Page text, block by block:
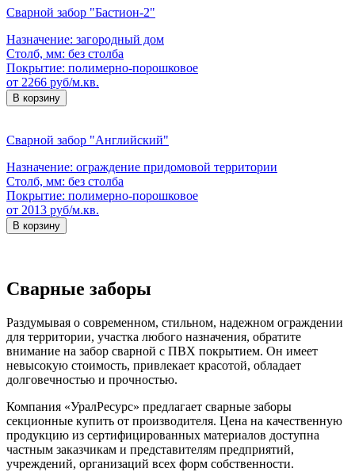
Сварной забор "Бастион-2"
Назначение: загородный дом
Столб, мм: без столба
Покрытие: полимерно-порошковое
от 2266 руб/м.кв.
В корзину
Сварной забор "Английский"
Назначение: ограждение придомовой территории
Столб, мм: без столба
Покрытие: полимерно-порошковое
от 2013 руб/м.кв.
В корзину
Сварные заборы
Раздумывая о современном, стильном, надежном ограждении
для территории, участка любого назначения, обратите
внимание на забор сварной с ПВХ покрытием. Он имеет
невысокую стоимость, привлекает красотой, обладает
долговечностью и прочностью.
Компания «УралРесурс» предлагает сварные заборы
секционные купить от производителя. Цена на качественную
продукцию из сертифицированных материалов доступна
частным заказчикам и представителям предприятий,
учреждений, организаций всех форм собственности.